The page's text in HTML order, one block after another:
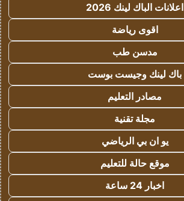
اعلانات الباك لينك 2026
اقوى رياضة
مدسن طب
باك لينك وجيست بوست
مصادر التعليم
مجلة تقنية
يو ان بي الرياضي
موقع حالة للتعليم
اخبار 24 ساعة